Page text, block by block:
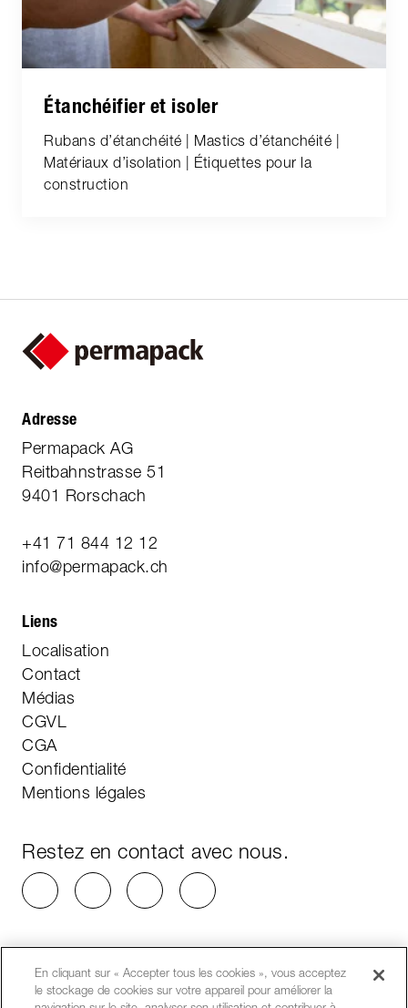
Étanchéifier et isoler
Rubans d’étanchéité | Mastics d’étanchéité |
Matériaux d’isolation | Étiquettes pour la
construction
Adresse
Permapack AG
Reitbahnstrasse 51
9401 Rorschach
+41 71 844 12 12
info@permapack.ch
Liens
Localisation
Contact
Médias
CGVL
CGA
Confidentialité
Mentions légales
Restez en contact avec nous.
En cliquant sur « Accepter tous les cookies », vous acceptez
le stockage de cookies sur votre appareil pour améliorer la